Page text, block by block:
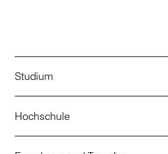
Studium
Studienangebot
Hochschule